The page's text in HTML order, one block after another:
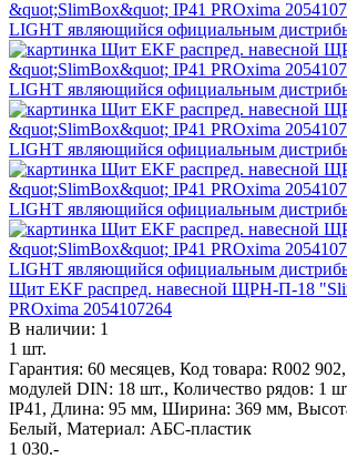
Щит EKF распред. навесной ЩРН-П-18
PROxima 2054107264
В наличии: 1
1 шт.
Гарантия: 60 месяцев, Код товара: R002
модулей DIN: 18 шт., Количество рядов: 1
IP41, Длина: 95 мм, Ширина: 369 мм,
Белый, Материал: АБС-пластик
1 030.-